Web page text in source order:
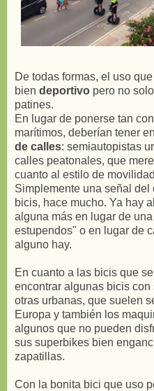
De todas formas, el uso
bien deportivo pero no
patines.
En lugar de ponerse tan
marítimos, deberían tener
de calles: semiautopistas
calles peatonales, que
cuanto al estilo de
Simplemente una señal
bicis, hace mucho. Ya hay
alguna más en lugar de
estupendos" o en lugar de
alguno hay.
En cuanto a las bicis que
encontrar algunas bicis
otras urbanas, que suelen
Europa y también los
algunos que no pueden
sus superbikes bien
zapatillas.
Con la bonita bici que uso